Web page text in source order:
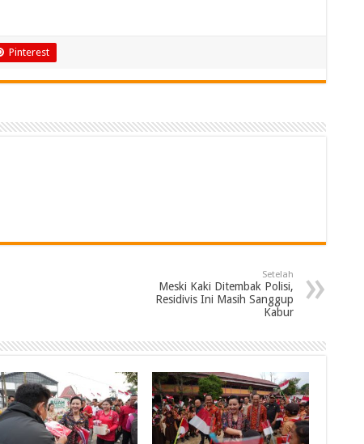
Pinterest
Setelah
Meski Kaki Ditembak Polisi,
Residivis Ini Masih Sanggup
Kabur